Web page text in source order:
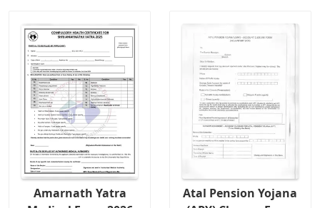
Amarnath Yatra
Atal Pension Yojana